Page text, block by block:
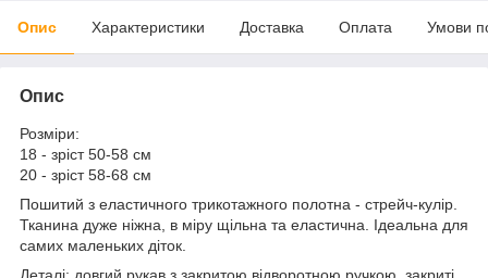
Опис Характеристики Доставка Оплата Умови
Опис
Розміри:
18 - зріст 50-58 см
20 - зріст 58-68 см
Пошитий з еластичного трикотажного полотна - стрейч-кулір.
Тканина дуже ніжна, в міру щільна та еластична. Ідеальна для
самих маленьких діток.
Деталі: довгий рукав з закритою відворотною ручкою, закриті